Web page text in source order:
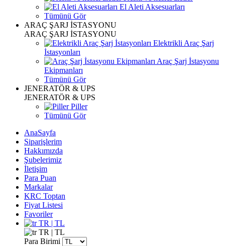
El Aleti Aksesuarları
Tümünü Gör
ARAÇ ŞARJ İSTASYONU
ARAÇ ŞARJ İSTASYONU
Elektrikli Araç Şarj
İstasyonları
Araç Şarj İstasyonu
Ekipmanları
Tümünü Gör
JENERATÖR & UPS
JENERATÖR & UPS
Piller
Tümünü Gör
AnaSayfa
Siparişlerim
Hakkımızda
Şubelerimiz
İletişim
Para Puan
Markalar
KRC Toptan
Fiyat Listesi
Favoriler
TR | TL
TR | TL
Para Birimi